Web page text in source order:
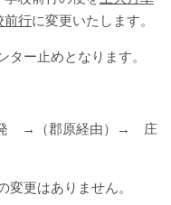
前行に変更いたします。
ー止めとなります。
発 →（郡原経由）→ 庄
更はありません。